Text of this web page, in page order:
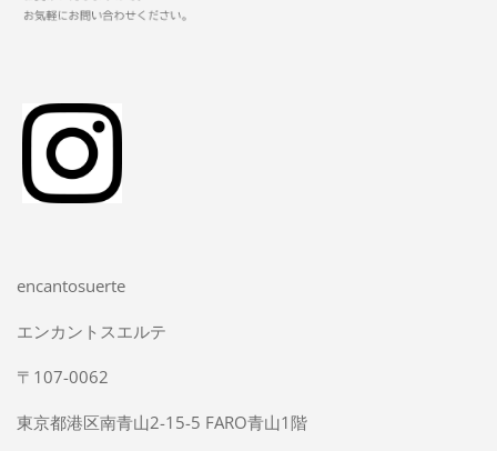
encantosuerte
エンカントスエルテ
〒107-0062
東京都港区南青山2-15-5 FARO青山1階